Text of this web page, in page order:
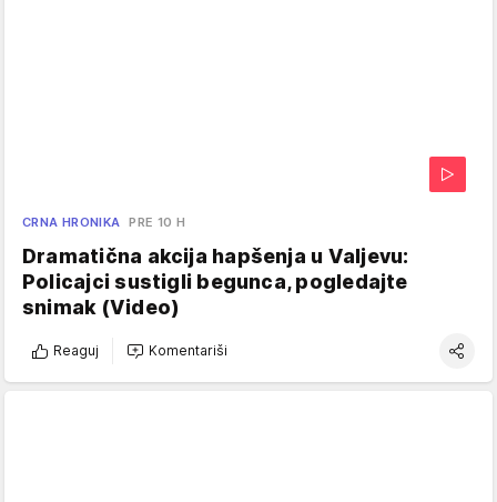
CRNA HRONIKA PRE 10 H
Dramatična akcija hapšenja u Valjevu:
Policajci sustigli begunca, pogledajte
snimak (Video)
Reaguj Komentariši